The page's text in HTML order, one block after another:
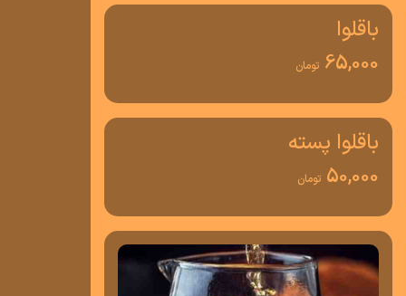
باقلوا
65,000 تومان
باقلوا پسته
50,000 تومان